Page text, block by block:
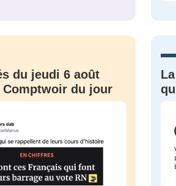
du jeudi 6 août
Comptwoir du jour